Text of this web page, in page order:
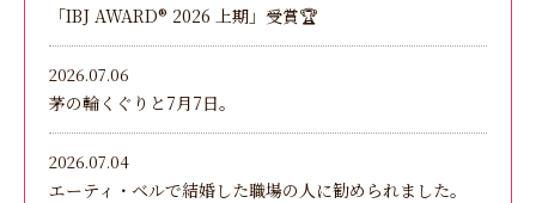
「IBJ AWARD®︎ 2026 上期」受賞🏆
2026.07.06
茅の輪くぐりと7月7日。
2026.07.04
エーティ・ベルで結婚した職場の人に勧められました。